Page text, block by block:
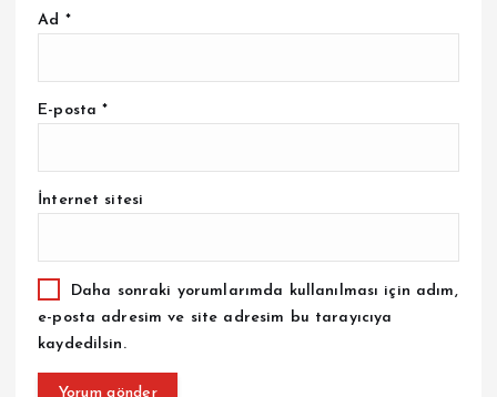
Ad *
E-posta*
İnternet sitesi
Daha sonraki yorumlarımda kullanılması için adım,
e-posta adresim ve site adresim bu tarayıcıya
kaydedilsin.